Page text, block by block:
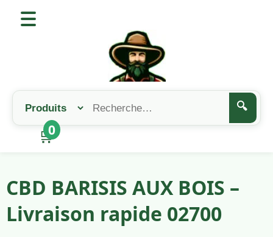
🔍
🛒
0
CBD BARISIS AUX BOIS –
Livraison rapide 02700